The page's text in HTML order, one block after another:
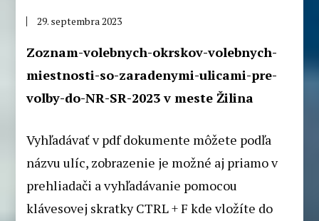
29. septembra 2023
Zoznam-volebnych-okrskov-volebnych-
miestnosti-so-zaradenymi-ulicami-pre-
volby-do-NR-SR-2023 v meste Žilina
Vyhľadávať v pdf dokumente môžete podľa
názvu ulíc, zobrazenie je možné aj priamo v
prehliadači a vyhľadávanie pomocou
klávesovej skratky CTRL + F kde vložíte do